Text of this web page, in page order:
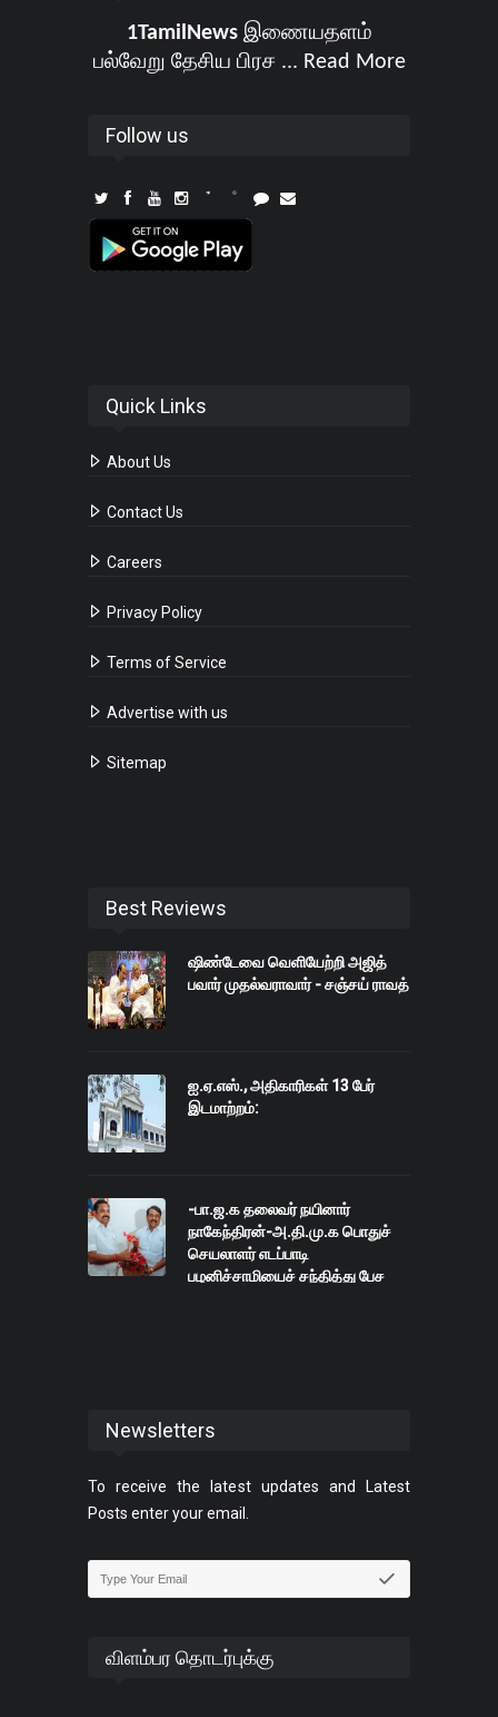
1TamilNewsஇணையதளம்
பல்வேறு தேசிய பிரச ... Read More
Follow us
Quick Links
About Us
Contact Us
Careers
Privacy Policy
Terms of Service
Advertise with us
Sitemap
Best Reviews
ஷிண்டேவை வெளியேற்றி அஜித்
பவார் முதல்வராவார் - சஞ்சய் ராவத்
ஐ.ஏ.எஸ்., அதிகாரிகள் 13 பேர்
இடமாற்றம்:
-பா.ஜ.க தலைவர் நயினார்
நாகேந்திரன்-அ.தி.மு.க பொதுச்
செயலாளர் எடப்பாடி
பழனிச்சாமியைச் சந்தித்து பேச
Newsletters
To receive the latest updates and Latest
Posts enter your email.
விளம்பர தொடர்புக்கு